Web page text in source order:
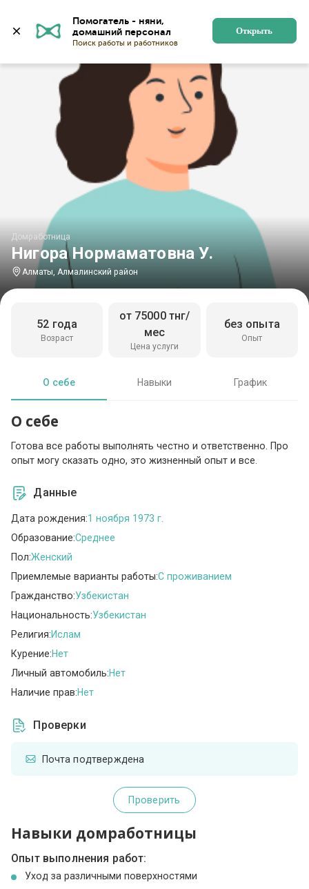
Помогатель - няни,
Поиск работы и работников
Открыть
Нигора Нормаматовна У.
Домработница
Алматы, Алмалинский район
Возраст
52 года
Цена услуги
от 75000 тнг/
мес
Опыт
без опыта
О себе Навыки График
О себе
Готова все работы выполнять честно и ответственно. Про
опыт могу сказать одно, это жизненный опыт и все.
Данные
Дата рождения:1 ноября 1973 г.
Образование:Среднее
Пол:Женский
Приемлемые варианты работы:C проживанием
Гражданство:Узбекистан
Национальность:Узбекистан
Религия:Ислам
Курение:Нет
Личный автомобиль:Нет
Наличие прав:Нет
Проверки
Почта подтверждена
Проверить
Навыки домработницы
Опыт выполнения работ:
Уход за различными поверхностями